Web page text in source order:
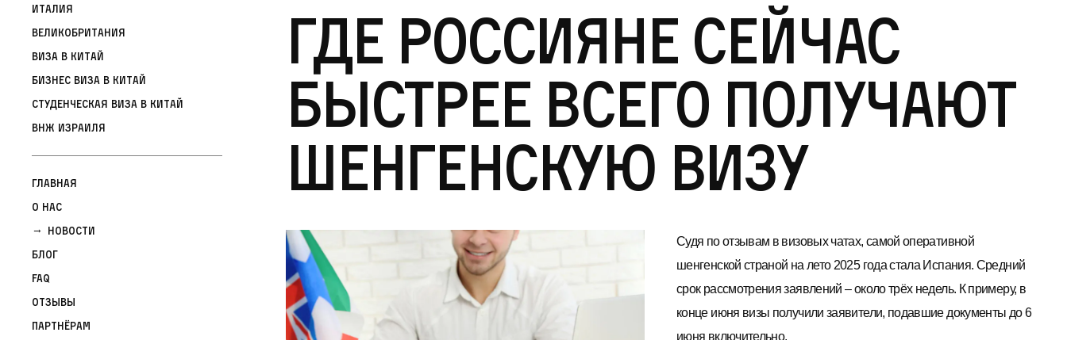
Италия
Великобритания
Виза в Китай
Бизнес виза в Китай
Студенческая виза в Китай
ВНЖ Израиля
Главная
О нас
Новости
Блог
FAQ
Отзывы
Партнёрам
Где россияне сейчас
быстрее всего получают
шенгенскую визу
Судя по отзывам в визовых чатах, самой оперативной
шенгенской страной на лето 2025 года стала Испания. Средний
срок рассмотрения заявлений – около трёх недель. К примеру, в
конце июня визы получили заявители, подавшие документы до 6
июня включительно.